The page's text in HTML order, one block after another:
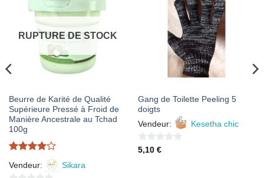
À MES
RUPTURE DE STOCK
Beurre de Karité de Qualité
Supérieure Pressé à Froid de
Manière Ancestrale au Tchad
100g
Note
sur 5
Vendeur: Sikara
À MES
FAVORIS
Gang de Toilette Peeling 5
doigts
Vendeur:
Kesetha chic
0
5,10 €